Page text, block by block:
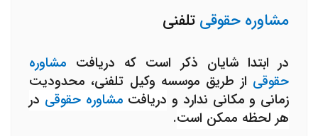
مشاوره حقوقی تلفنی
در ابتدا شایان ذکر است که دریافت مشاوره
حقوقی از طریق موسسه وکیل تلفنی، محدودیت
زمانی و مکانی ندارد و دریافت مشاوره حقوقی در
هر لحظه ممکن است.